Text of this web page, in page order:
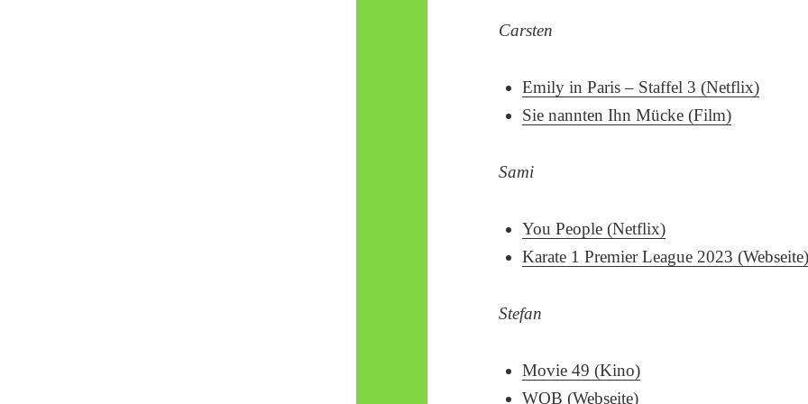
Carsten
Emily in Paris – Staffel 3 (Netflix)
Sie nannten Ihn Mücke (Film)
Sami
You People (Netflix)
Karate 1 Premier League 2023 (Webseite)
Stefan
Movie 49 (Kino)
WOB (Webseite)